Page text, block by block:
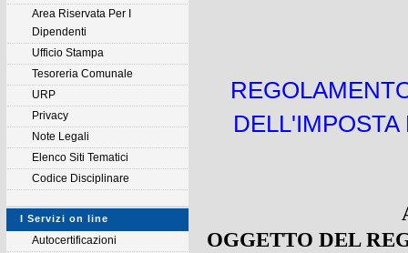
Area Riservata Per I
Dipendenti
Ufficio Stampa
Tesoreria Comunale
URP
Privacy
Note Legali
Elenco Siti Tematici
Codice Disciplinare
I Servizi on line
Autocertificazioni
OGGETTO DEL